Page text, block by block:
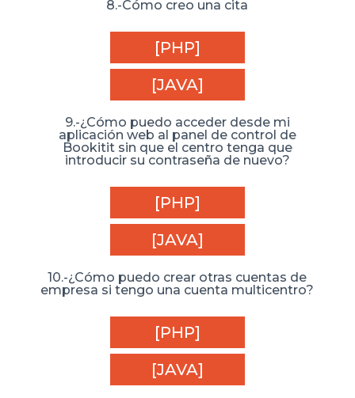
8.-Cómo creo una cita
[PHP]
[JAVA]
9.-¿Cómo puedo acceder desde mi
aplicación web al panel de control de
Bookitit sin que el centro tenga que
introducir su contraseña de nuevo?
[PHP]
[JAVA]
10.-¿Cómo puedo crear otras cuentas de
empresa si tengo una cuenta multicentro?
[PHP]
[JAVA]